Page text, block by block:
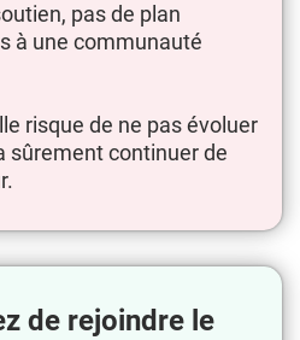
pas de plan
à une communauté
risque de ne pas évoluer
sûrement continuer de
de rejoindre le